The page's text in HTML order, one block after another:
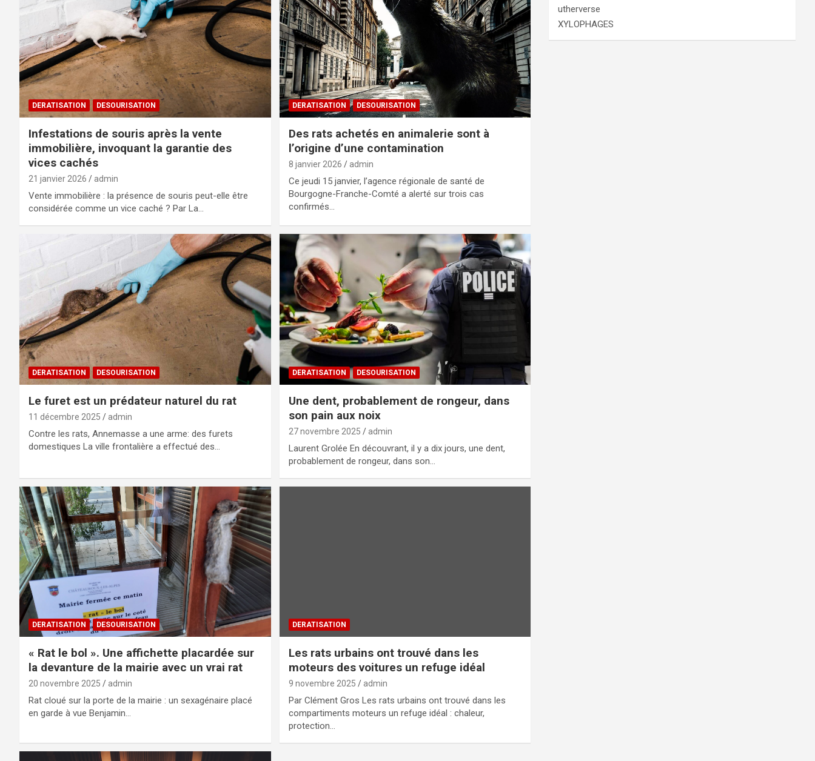
DERATISATION DESOURISATION
Infestations de souris après la vente
immobilière, invoquant la garantie des
vices cachés
21 janvier 2026 admin
Vente immobilière : la présence de souris peut-elle être
considérée comme un vice caché ? Par La…
DERATISATION DESOURISATION
Des rats achetés en animalerie sont à
l’origine d’une contamination
8 janvier 2026 admin
Ce jeudi 15 janvier, l’agence régionale de santé de
Bourgogne-Franche-Comté a alerté sur trois cas
confirmés…
DERATISATION DESOURISATION
Le furet est un prédateur naturel du rat
11 décembre 2025 admin
Contre les rats, Annemasse a une arme: des furets
domestiques La ville frontalière a effectué des…
DERATISATION DESOURISATION
Une dent, probablement de rongeur, dans
son pain aux noix
27 novembre 2025 admin
Laurent Grolée En découvrant, il y a dix jours, une dent,
probablement de rongeur, dans son…
DERATISATION DESOURISATION
« Rat le bol ». Une affichette placardée sur
la devanture de la mairie avec un vrai rat
20 novembre 2025 admin
Rat cloué sur la porte de la mairie : un sexagénaire placé
en garde à vue Benjamin…
DERATISATION
Les rats urbains ont trouvé dans les
moteurs des voitures un refuge idéal
9 novembre 2025 admin
Par Clément Gros Les rats urbains ont trouvé dans les
compartiments moteurs un refuge idéal : chaleur,
protection…
utherverse
XYLOPHAGES